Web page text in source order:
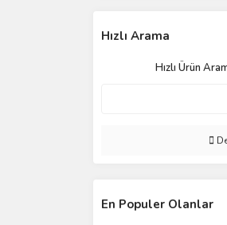
Hızlı Arama
Hızlı Ürün
En Populer Olanlar